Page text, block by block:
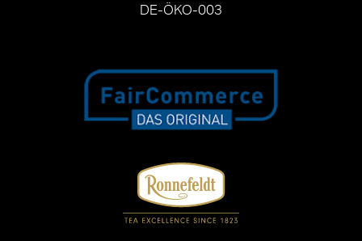
DE-ÖKO-003